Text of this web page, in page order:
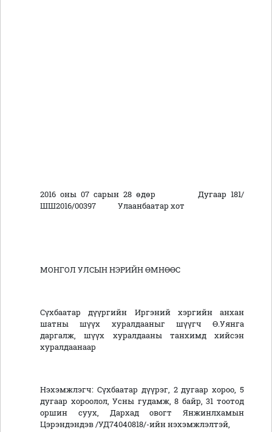
2016 оны 07 сарын 28 өдөр Дугаар 181/
ШШ2016/00397 Улаанбаатар хот
МОНГОЛ УЛСЫН НЭРИЙН ӨМНӨӨС
Сүхбаатар дүүргийн Иргэний хэргийн анхан
шатны шүүх хуралдааныг шүүгч Ө.Уянга
даргалж, шүүх хуралдааны танхимд хийсэн
хуралдаанаар
Нэхэмжлэгч: Сүхбаатар дүүрэг, 2 дугаар хороо, 5
дугаар хороолол, Усны гудамж, 8 байр, 31 тоотод
оршин суух, Дархад овогт Янжинлхамын
Цэрэндэндэв /УД74040818/-ийн нэхэмжлэлтэй,